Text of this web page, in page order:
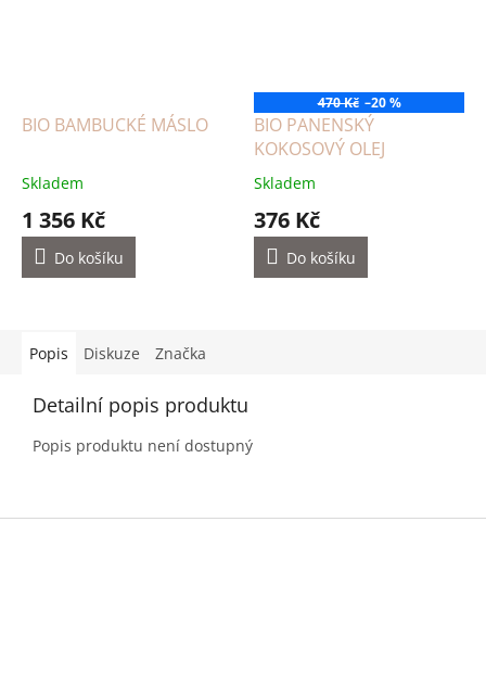
BIO BAMBUCKÉ MÁSLO
Skladem
1 356 Kč
Do košíku
470 Kč –20 %
BIO PANENSKÝ
KOKOSOVÝ OLEJ
Skladem
376 Kč
Do košíku
Popis Diskuze Značka
Detailní popis produktu
Popis produktu není dostupný
Z